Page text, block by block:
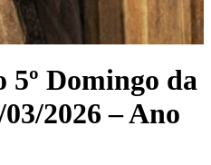
5º Domingo da
2026 – Ano